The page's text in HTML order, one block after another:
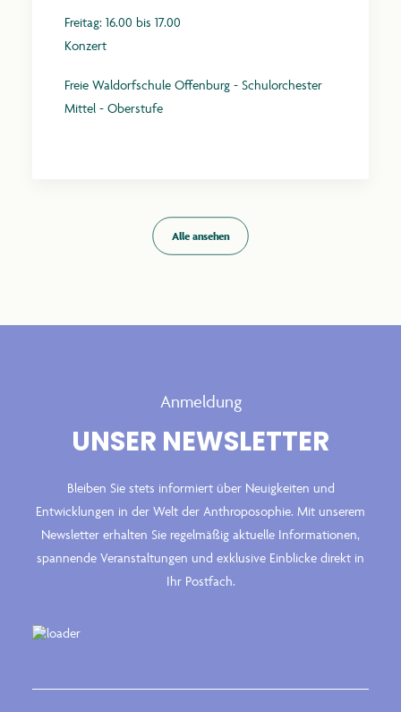
Freitag: 16.00 bis 17.00
Konzert
Freie Waldorfschule Offenburg - Schulorchester
Mittel - Oberstufe
Alle ansehen
Anmeldung
UNSER NEWSLETTER
Bleiben Sie stets informiert über Neuigkeiten und
Entwicklungen in der Welt der Anthroposophie. Mit unserem
Newsletter erhalten Sie regelmäßig aktuelle Informationen,
spannende Veranstaltungen und exklusive Einblicke direkt in
Ihr Postfach.